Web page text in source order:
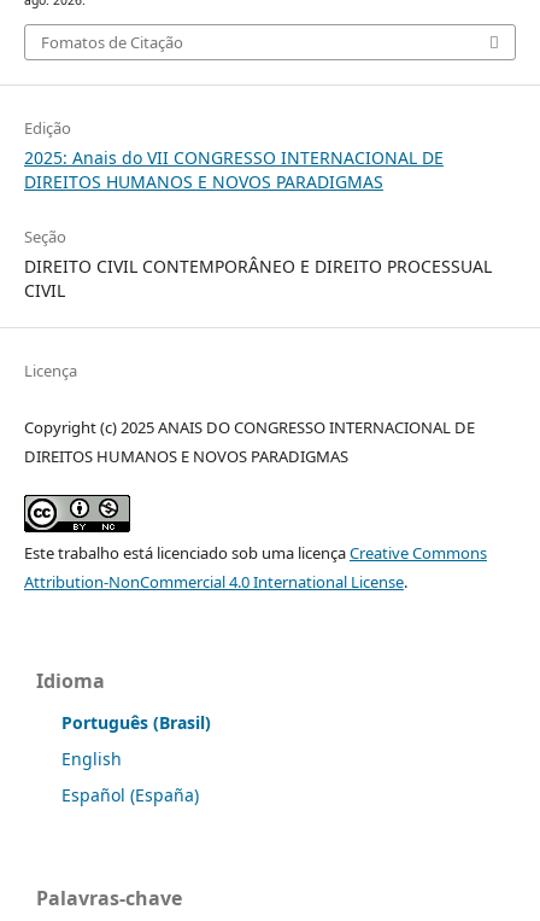
Fomatos de Citação
Edição
2025: Anais do VII CONGRESSO INTERNACIONAL DE
DIREITOS HUMANOS E NOVOS PARADIGMAS
Seção
DIREITO CIVIL CONTEMPORÂNEO E DIREITO PROCESSUAL
CIVIL
Licença
Copyright (c) 2025 ANAIS DO CONGRESSO INTERNACIONAL DE
DIREITOS HUMANOS E NOVOS PARADIGMAS
Este trabalho está licenciado sob uma licençaCreative Commons
Attribution-NonCommercial 4.0 International License.
Idioma
Português (Brasil)
English
Español (España)
Palavras-chave